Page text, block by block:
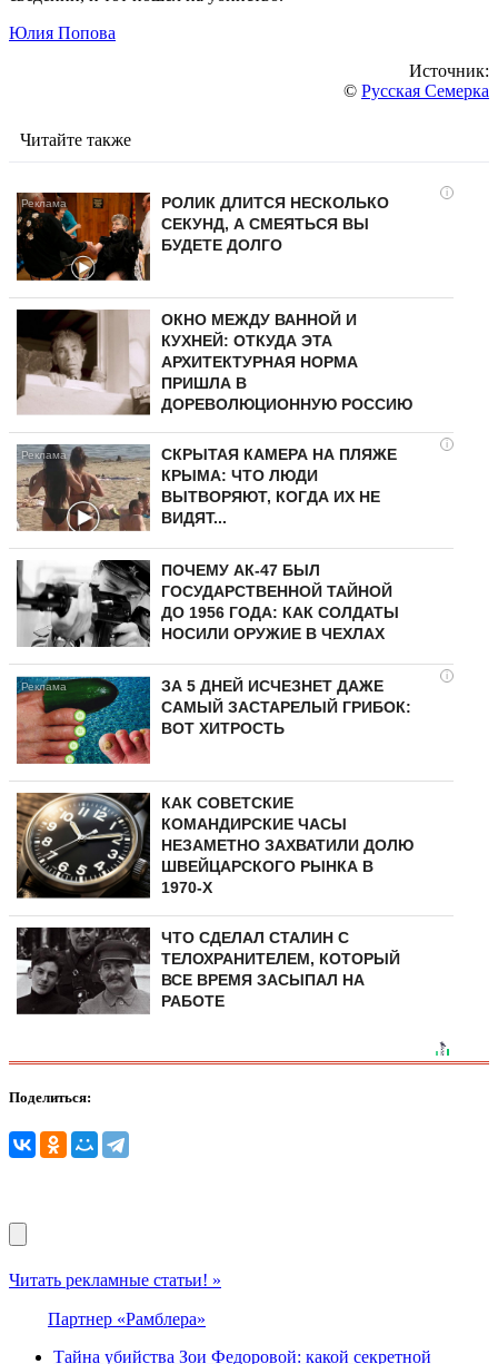
Юлия Попова
Источник:
© Русская Семерка
Читайте также
i
РОЛИК ДЛИТСЯ НЕСКОЛЬКО
СЕКУНД, А СМЕЯТЬСЯ ВЫ
БУДЕТЕ ДОЛГО
ОКНО МЕЖДУ ВАННОЙ И
КУХНЕЙ: ОТКУДА ЭТА
АРХИТЕКТУРНАЯ НОРМА
ПРИШЛА В
ДОРЕВОЛЮЦИОННУЮ РОССИЮ
i
СКРЫТАЯ КАМЕРА НА ПЛЯЖЕ
КРЫМА: ЧТО ЛЮДИ
ВЫТВОРЯЮТ, КОГДА ИХ НЕ
ВИДЯТ...
ПОЧЕМУ АК-47 БЫЛ
ГОСУДАРСТВЕННОЙ ТАЙНОЙ
ДО 1956 ГОДА: КАК СОЛДАТЫ
НОСИЛИ ОРУЖИЕ В ЧЕХЛАХ
i
ЗА 5 ДНЕЙ ИСЧЕЗНЕТ ДАЖЕ
САМЫЙ ЗАСТАРЕЛЫЙ ГРИБОК:
ВОТ ХИТРОСТЬ
КАК СОВЕТСКИЕ
КОМАНДИРСКИЕ ЧАСЫ
НЕЗАМЕТНО ЗАХВАТИЛИ ДОЛЮ
ШВЕЙЦАРСКОГО РЫНКА В
1970-Х
ЧТО СДЕЛАЛ СТАЛИН С
ТЕЛОХРАНИТЕЛЕМ, КОТОРЫЙ
ВСЕ ВРЕМЯ ЗАСЫПАЛ НА
РАБОТЕ
Поделиться:
Читать рекламные статьи! »
Партнер «Рамблера»
Тайна убийства Зои Федоровой: какой секретной